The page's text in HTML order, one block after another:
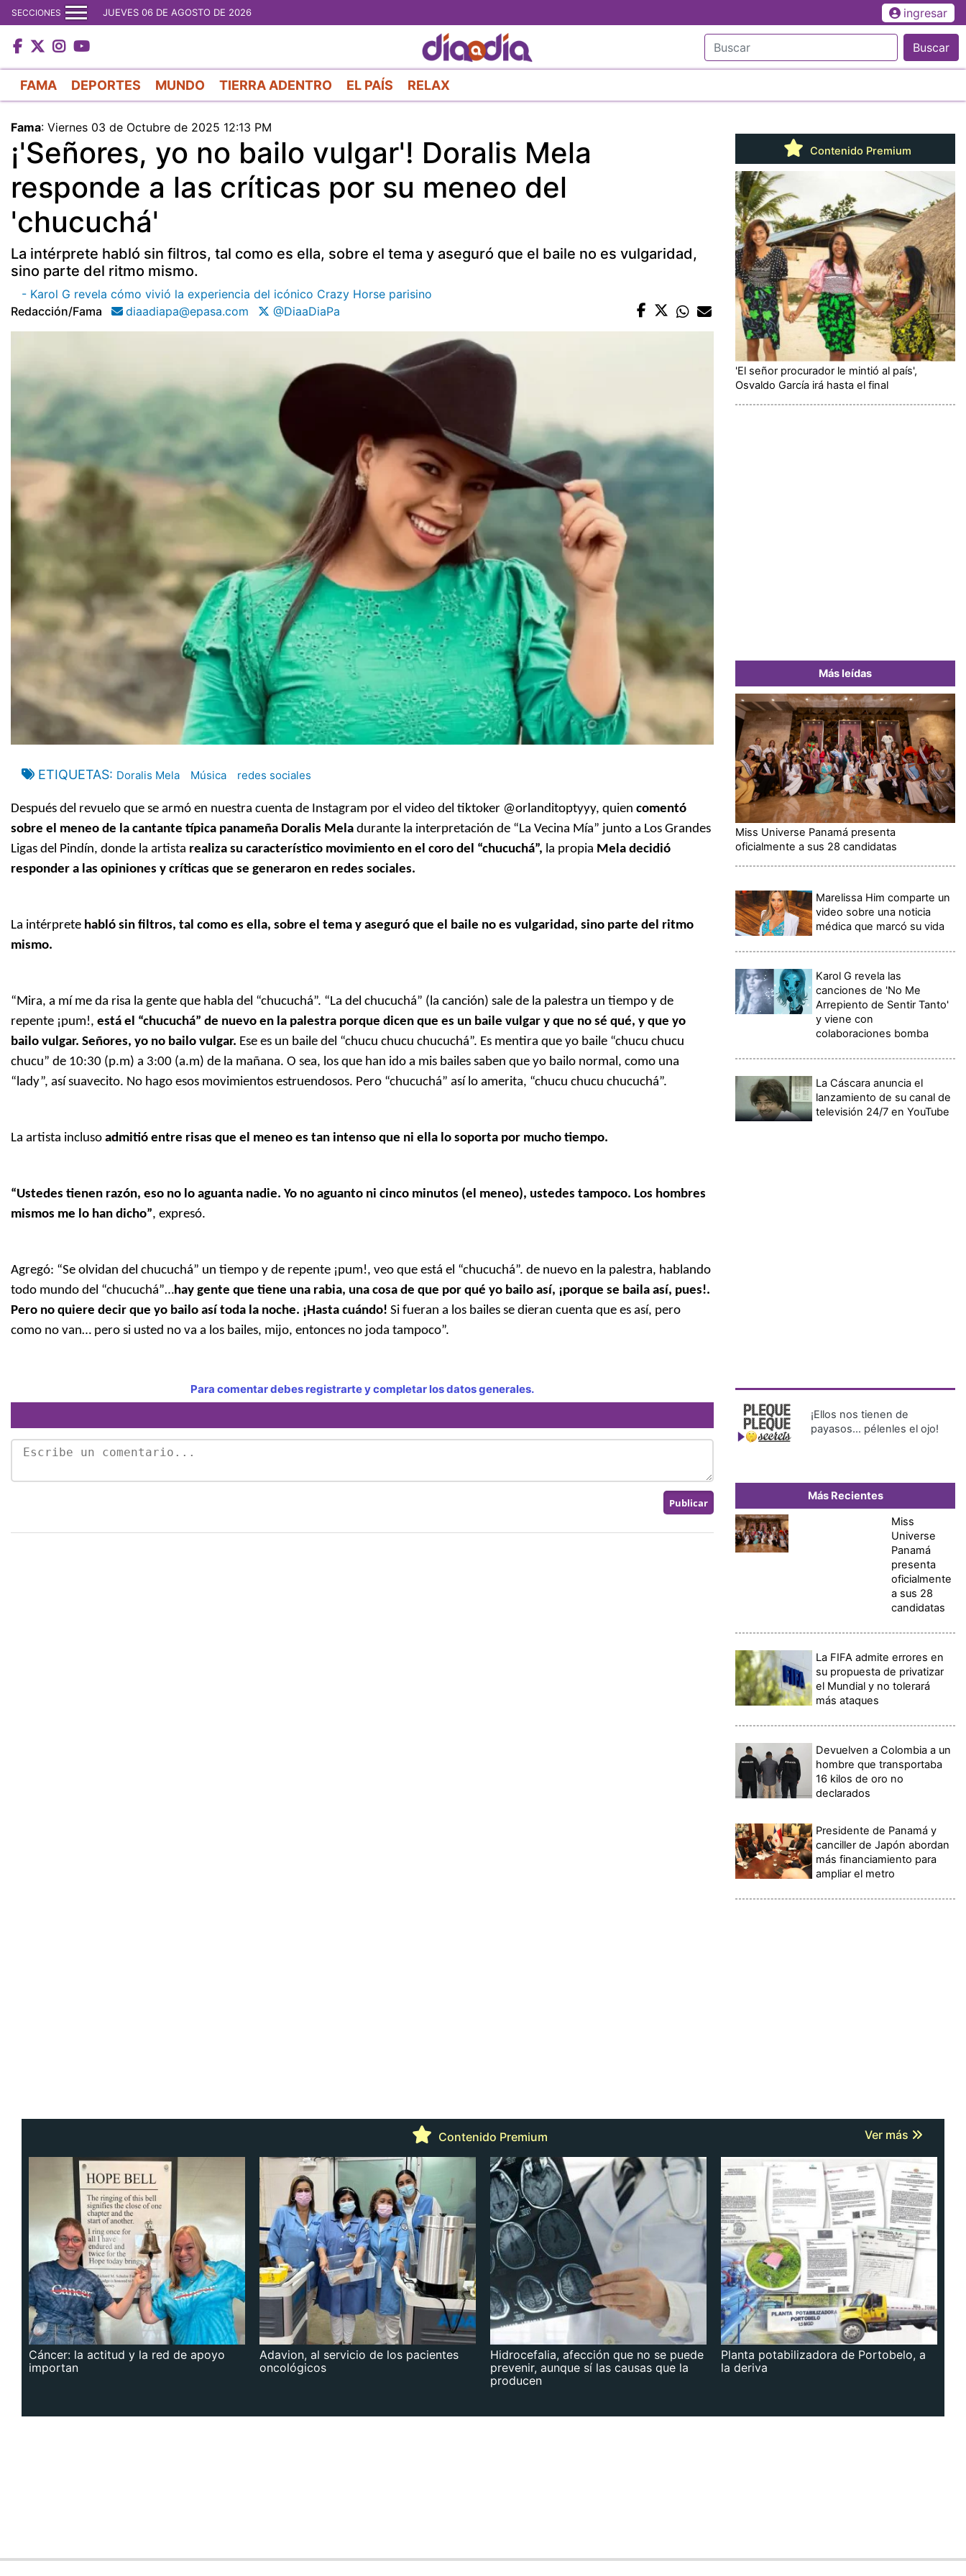
al
contenido
principal
SECCIONES JUEVES 06 DE AGOSTO DE 2026 ingresar
Buscar
FAMA DEPORTES MUNDO TIERRA ADENTRO EL PAÍS RELAX
Fama: Viernes 03 de Octubre de 2025 12:13 PM
¡'Señores, yo no bailo vulgar'! Doralis Mela
responde a las críticas por su meneo del
'chucuchá'
La intérprete habló sin filtros, tal como es ella, sobre el tema y aseguró que el baile no es vulgaridad,
sino parte del ritmo mismo.
- Karol G revela cómo vivió la experiencia del icónico Crazy Horse parisino
Redacción/fama
diaadiapa@epasa.com @DiaaDiaPa
ETIQUETAS Doralis Mela Música redes sociales
Después del revuelo que se armó en nuestra cuenta de Instagram por el video del tiktoker @orlanditoptyyy, quien comentó
sobre el meneo de la cantante típica panameña Doralis Mela durante la interpretación de “La Vecina Mía” junto a Los Grandes
Ligas del Pindín, donde la artista realiza su característico movimiento en el coro del “chucuchá”, la propia Mela decidió
responder a las opiniones y críticas que se generaron en redes sociales.
La intérprete habló sin filtros, tal como es ella, sobre el tema y aseguró que el baile no es vulgaridad, sino parte del ritmo
mismo.
“Mira, a mí me da risa la gente que habla del “chucuchá”. “La del chucuchá” (la canción) sale de la palestra un tiempo y de
repente ¡pum!, está el “chucuchá” de nuevo en la palestra porque dicen que es un baile vulgar y que no sé qué, y que yo
bailo vulgar. Señores, yo no bailo vulgar. Ese es un baile del “chucu chucu chucuchá”. Es mentira que yo baile “chucu chucu
chucu” de 10:30 (p.m) a 3:00 (a.m) de la mañana. O sea, los que han ido a mis bailes saben que yo bailo normal, como una
“lady”, así suavecito. No hago esos movimientos estruendosos. Pero “chucuchá” así lo amerita, “chucu chucu chucuchá”.
La artista incluso admitió entre risas que el meneo es tan intenso que ni ella lo soporta por mucho tiempo.
“Ustedes tienen razón, eso no lo aguanta nadie. Yo no aguanto ni cinco minutos (el meneo), ustedes tampoco. Los hombres
mismos me lo han dicho”, expresó.
Agregó: “Se olvidan del chucuchá” un tiempo y de repente ¡pum!, veo que está el “chucuchá”. de nuevo en la palestra, hablando
todo mundo del “chucuchá”…hay gente que tiene una rabia, una cosa de que por qué yo bailo así, ¡porque se baila así, pues!.
Pero no quiere decir que yo bailo así toda la noche. ¡Hasta cuándo! Si fueran a los bailes se dieran cuenta que es así, pero
como no van… pero si usted no va a los bailes, mijo, entonces no joda tampoco”.
Para comentar debes registrarte y completar los datos generales.
Contenido Premium
'El señor procurador le mintió al país',
Osvaldo García irá hasta el final
Más leídas
Miss Universe Panamá presenta
oficialmente a sus 28 candidatas
Marelissa Him comparte un
video sobre una noticia
médica que marcó su vida
Karol G revela las
canciones de 'No Me
Arrepiento de Sentir Tanto'
y viene con
colaboraciones bomba
La Cáscara anuncia el
lanzamiento de su canal de
televisión 24/7 en YouTube
¡Ellos nos tienen de
payasos… pélenles el ojo!
Más Recientes
Miss
Universe
Panamá
presenta
oficialmente
a sus 28
candidatas
La FIFA admite errores en
su propuesta de privatizar
el Mundial y no tolerará
más ataques
Devuelven a Colombia a un
hombre que transportaba
16 kilos de oro no
declarados
Presidente de Panamá y
canciller de Japón abordan
más financiamiento para
ampliar el metro
Contenido Premium Ver más
Cáncer: la actitud y la red de apoyo
importan
Adavion, al servicio de los pacientes
oncológicos
Hidrocefalia, afección que no se puede
prevenir, aunque sí las causas que la
producen
Planta potabilizadora de Portobelo, a
la deriva